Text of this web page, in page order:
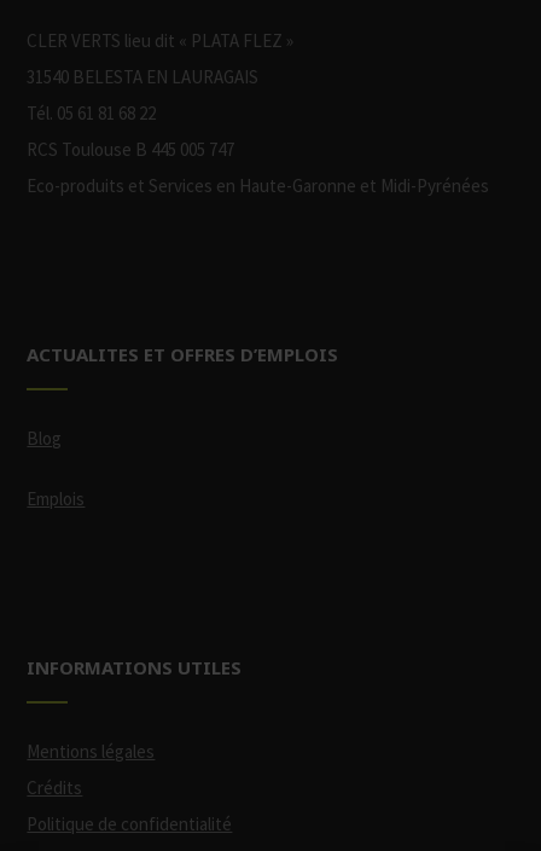
CLER VERTS lieu dit « PLATA FLEZ »
31540 BELESTA EN LAURAGAIS
Tél. 05 61 81 68 22
RCS Toulouse B 445 005 747
Eco-produits et Services en Haute-Garonne et Midi-Pyrénées
ACTUALITES ET OFFRES D’EMPLOIS
Blog
Emplois
INFORMATIONS UTILES
Mentions légales
Crédits
Politique de confidentialité